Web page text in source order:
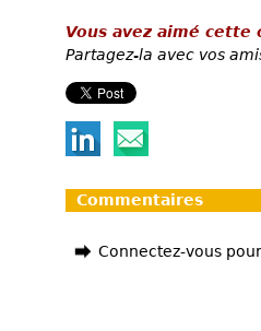
Vous avez aimé cette
Partagez-la avec vos
Commentaires
Connectez-vous